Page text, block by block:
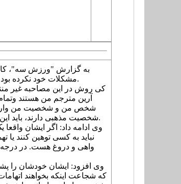
به گزارش "ورزش سه"،
مشکلات خود نکرده بود در اقدامی عجیب از خبرنگاران دعوت کرد در بین دو نیمه پرسپولیس و ملوان پای صحبت های او بنشینند.
کی روش در این مصاحبه غیر
آرین مترجم من هستند
شخص من و شخصیت من وارد
شخصیت مذهبی دارند، باید این مساله را درک می* کردند که در ایام عزاداری امام حسین(ع) نباید این اتهامات را به من وارد می* کردند.
وی ادامه داد: اگر ایشان
نباید به کسی توهین کنند
واهی و دروغ هست. در درجه
وی افزود: ایشان خودشان را
که شجاعت اینکه بخواهند